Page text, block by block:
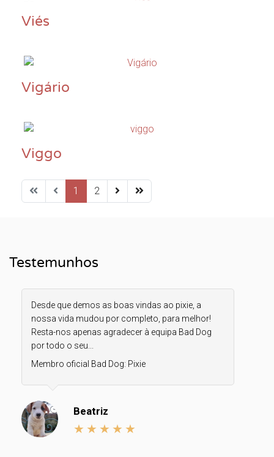
Viés
Vigário
Viggo
1 2
Testemunhos
Desde que demos as boas vindas ao pixie, a
nossa vida mudou por completo, para melhor!
Resta-nos apenas agradecer à equipa Bad Dog
por todo o seu...
Membro oficial Bad Dog: Pixie
Beatriz